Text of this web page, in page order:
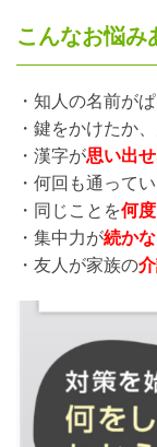
こんなお悩み
・知人の名前が
・鍵をかけたか
・漢字が思い出
・何回も通って
・同じことを何
・集中力が続か
・友人が家族の